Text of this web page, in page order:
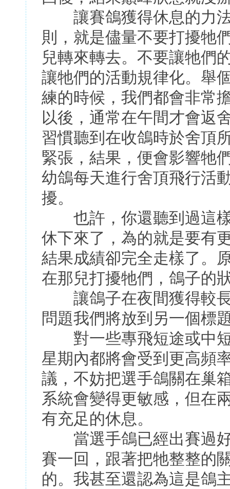
讓賽鴿獲得休息的力法
則，就是儘量不要打擾牠
兒轉來轉去。不要讓牠們
讓牠們的活動規律化。舉
練的時候，我們都會非常
以後，通常在午間才會返
習慣聽到在收鴿時於舍頂
緊張，結果，便會影響牠
幼鴿每天進行舍頂飛行活
擾。
也許，你還聽到過這樣
休下來了，為的就是要有
結果成績卻完全走樣了。
在那兒打擾牠們，鴿子的
讓鴿子在夜間獲得較長
問題我們將放到另一個標
對一些專飛短途或中短
星期內都將會受到更高頻
議，不妨把選手鴿關在巢
系統會變得更敏感，但在
有充足的休息。
當選手鴿已經出賽過好
賽一回，跟著把牠整整的
的。我甚至還認為這是鴿